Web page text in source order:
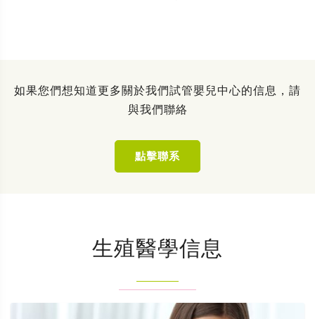
如果您們想知道更多關於我們試管嬰兒中心的信息，請
與我們聯絡
點擊聯系
生殖醫學信息